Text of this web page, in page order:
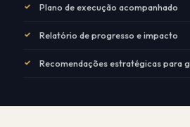
✓ Plano de execução acompanhado
✓ Relatório de progresso e impacto
✓ Recomendações estratégicas para